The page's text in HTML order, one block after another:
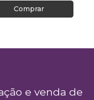
Comprar
e venda de